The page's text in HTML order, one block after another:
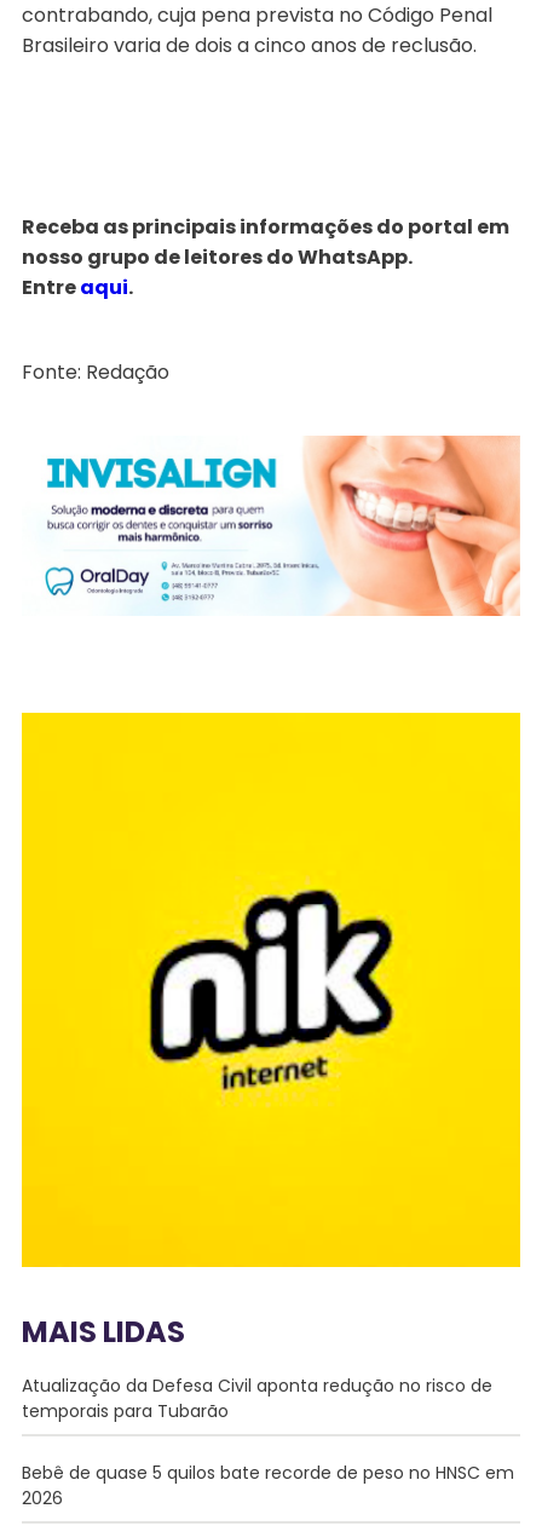
contrabando, cuja pena prevista no Código Penal
Brasileiro varia de dois a cinco anos de reclusão.
Receba as principais informações do portal em
nosso grupo de leitores do WhatsApp.
Entreaqui.
Fonte: Redação
MAIS LIDAS
Atualização da Defesa Civil aponta redução no risco de
temporais para Tubarão
Bebê de quase 5 quilos bate recorde de peso no HNSC em
2026